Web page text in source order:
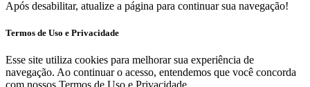
Após desabilitar, atualize a página para continuar sua navegação!
Termos de Uso e Privacidade
Esse site utiliza cookies para melhorar sua experiência de
navegação. Ao continuar o acesso, entendemos que você concorda